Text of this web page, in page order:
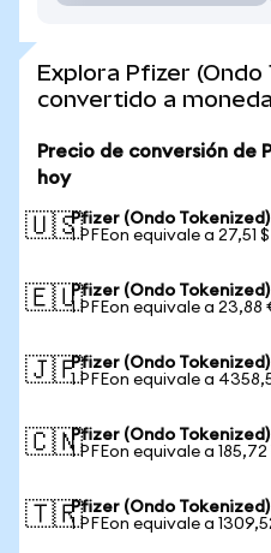
Explora Pfizer (Ondo
convertido a
Precio de conversión de
hoy
🇺🇸Pfizer (Ondo
1 PFEon equivale a 27,51 $
🇪🇺Pfizer (Ondo
1 PFEon equivale a 23,88
🇯🇵Pfizer (Ondo
1 PFEon equivale a
🇨🇳Pfizer (Ondo
1 PFEon equivale a 185,72
🇹🇷Pfizer (Ondo
1 PFEon equivale a